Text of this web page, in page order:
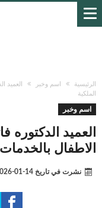
الرئيسية اسم وخبر
العميد
الملكية
اسم وخبر
العميد الدكتوره
الاطفال
نشرت في تاريخ 14-01-2026 09:10 AM